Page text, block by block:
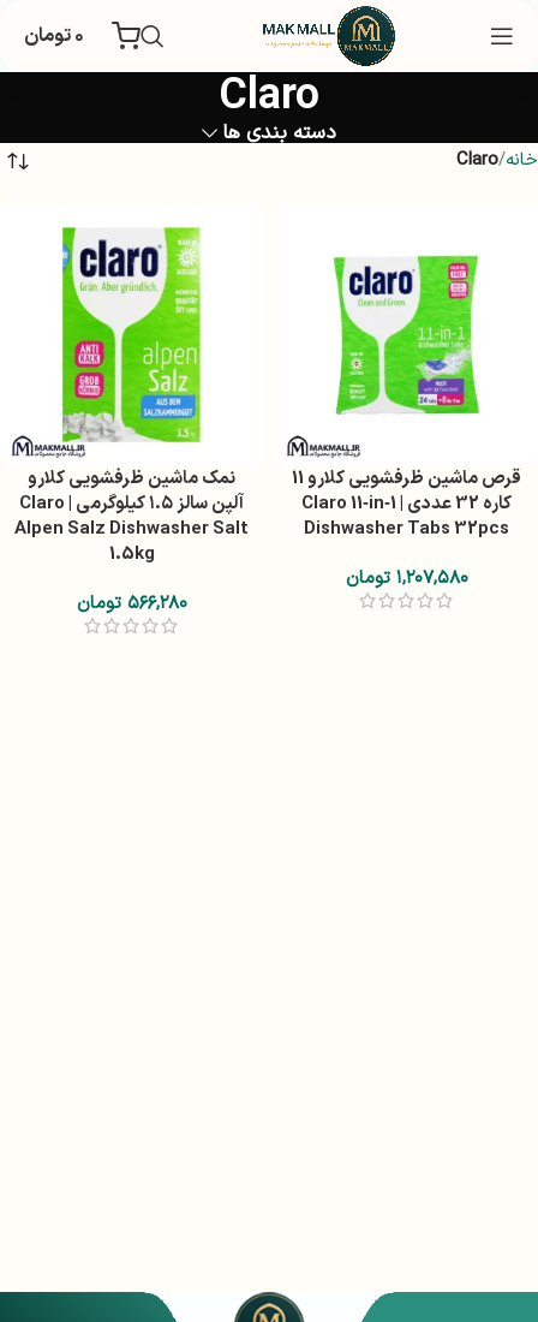
۰تومان
Claro
دسته بندی ها
خانه Claro
قرص ماشین ظرفشویی کلارو 11
کاره 32 عددی | Claro 11‑in‑1
Dishwasher Tabs 32pcs
۱,۲۰۷,۵۸۰ تومان
نمک ماشین ظرفشویی کلارو
آلپن سالز ۱.۵ کیلوگرمی | Claro
Alpen Salz Dishwasher Salt
1.5kg
۵۶۶,۲۸۰ تومان